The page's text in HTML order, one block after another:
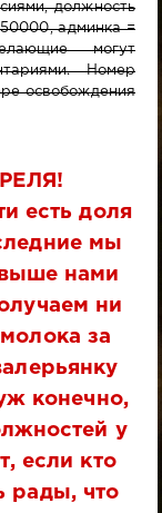
должность
админка =
могут
Номер
освобождения
есть доля
мы
нами
ни
за
конечно,
у
если кто
рады, что